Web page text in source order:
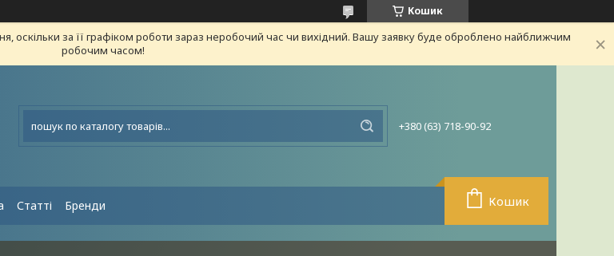
Кошик
оскільки за її графіком роботи зараз неробочий час чи вихідний. Вашу заявку буде оброблено найближчим
робочим часом!
+380 (63) 718-90-92
Статті Бренди Кошик